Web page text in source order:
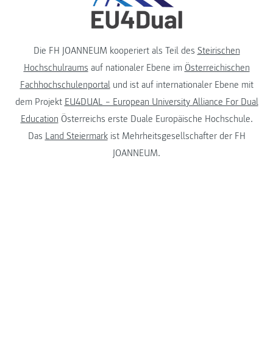
Die FH JOANNEUM kooperiert als Teil des Steirischen
Hochschulraums auf nationaler Ebene im Österreichischen
Fachhochschulenportalund ist auf internationaler Ebene mit
dem Projekt EU4DUAL – European University Alliance For Dual
Education Österreichs erste Duale Europäische Hochschule.
Das Land Steiermarkist Mehrheitsgesellschafter der FH
JOANNEUM.